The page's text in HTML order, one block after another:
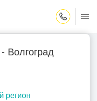
Волгоград
регион